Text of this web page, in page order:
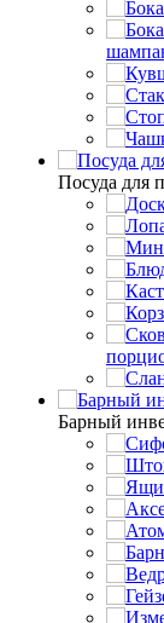
Посуда для
Барный